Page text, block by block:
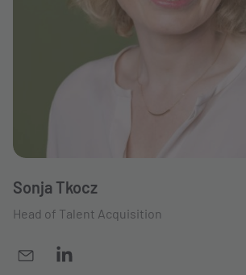
Sonja Tkocz
Head of Talent Acquisition